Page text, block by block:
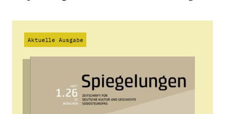
Aktuelle Ausgabe